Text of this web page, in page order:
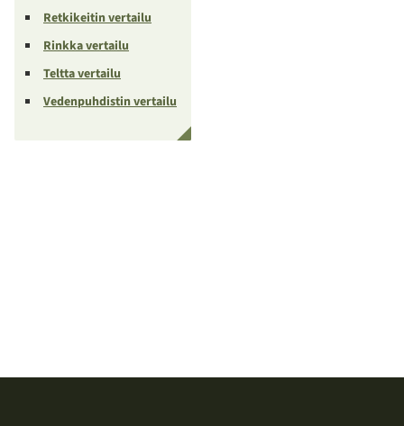
Retkikeitin vertailu
Rinkka vertailu
Teltta vertailu
Vedenpuhdistin vertailu